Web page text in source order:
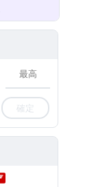
確定